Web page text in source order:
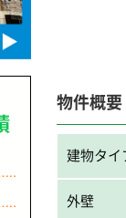
物件概要
建物タイ
外壁